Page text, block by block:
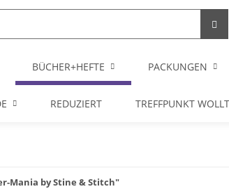
BÜCHER+HEFTE PACKUNGEN
REDUZIERT TREFFPUNKT
Mania by Stine & Stitch"